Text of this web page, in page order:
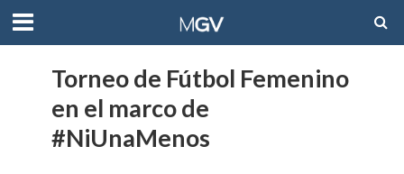
Torneo de Fútbol Femenino
en el marco de
#NiUnaMenos